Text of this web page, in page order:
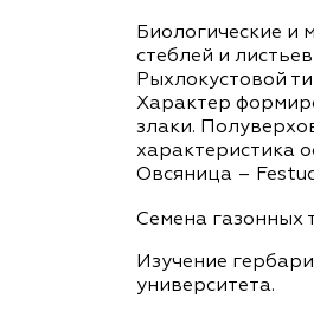
Биологические и
стеблей и
Рыхлокустовой
Характер
злаки.
характеристика
Овсяница –
Семена газонных
Изучение
университета.